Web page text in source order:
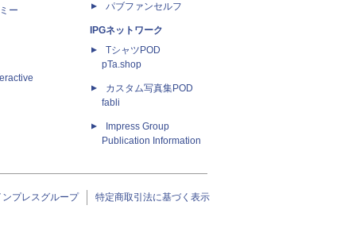
ー
パブファンセルフ
IPGネットワーク
TシャツPOD
pTa.shop
カスタム写真集POD
fabli
Impress Group
Publication Information
ンプレスグループ 特定商取引法に基づく表示